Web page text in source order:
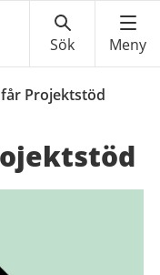
Projektstöd